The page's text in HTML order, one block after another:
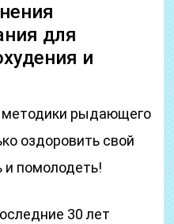
для
и
рыдающего
оздоровить свой
и помолодеть!
30 лет